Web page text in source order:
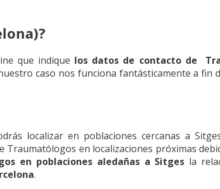
que indique los datos de contacto de
caso nos funciona fantásticamente a fin
localizar en poblaciones cercanas a
en localizaciones próximas
en poblaciones aledañas a Sitges la
.